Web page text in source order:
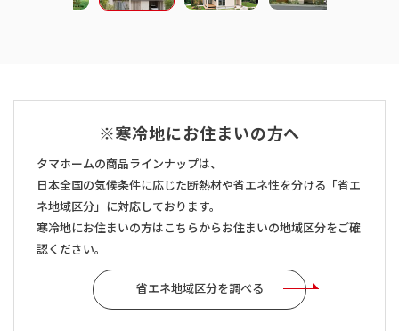
※寒冷地にお住まいの方へ
タマホームの商品ラインナップは、
日本全国の気候条件に応じた断熱材や省エネ性を分ける「省エ
ネ地域区分」に対応しております。
寒冷地にお住まいの方はこちらからお住まいの地域区分をご確
認ください。
省エネ地域区分を調べる